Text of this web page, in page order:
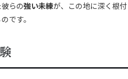
らの強い未練が、この地に深く根付
です。